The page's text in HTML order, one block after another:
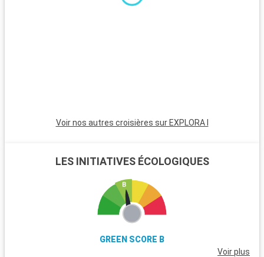
Voir nos autres croisières sur EXPLORA I
LES INITIATIVES ÉCOLOGIQUES
GREEN SCORE B
Voir plus